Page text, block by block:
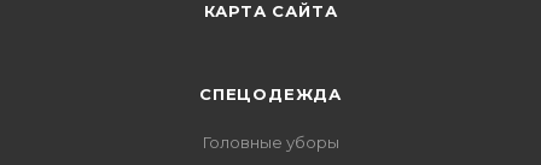
КАРТА САЙТА
СПЕЦОДЕЖДА
Головные уборы